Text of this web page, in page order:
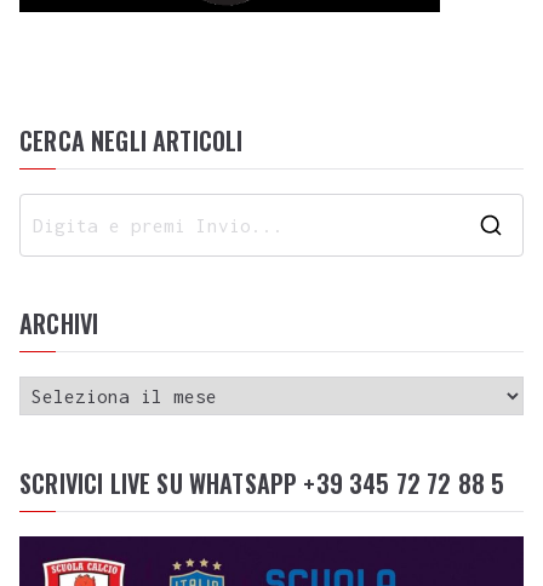
CERCA NEGLI ARTICOLI
ARCHIVI
SCRIVICI LIVE SU WHATSAPP +39 345 72 72 88 5